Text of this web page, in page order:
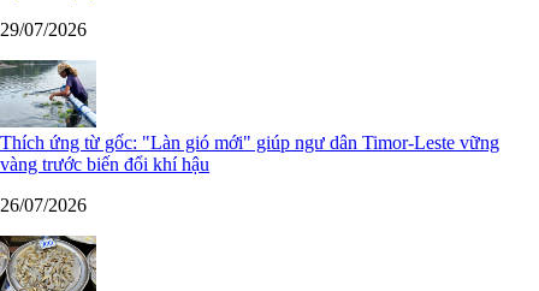
29/07/2026
Thích ứng từ gốc: "Làn gió mới" giúp ngư dân Timor-Leste vững
vàng trước biến đổi khí hậu
26/07/2026